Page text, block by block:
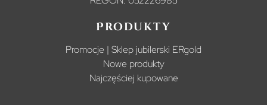
Produkty
Promocje | Sklep jubilerski ERgold
Nowe produkty
Najczęściej kupowane